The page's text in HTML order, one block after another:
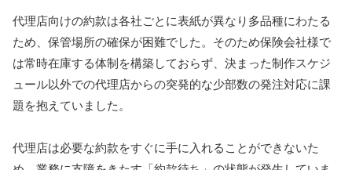
代理店向けの約款は各社ごとに表紙が異なり多品種にわたる
ため、保管場所の確保が困難でした。そのため保険会社様で
は常時在庫する体制を構築しておらず、決まった制作スケジ
ュール以外での代理店からの突発的な少部数の発注対応に課
題を抱えていました。
代理店は必要な約款をすぐに手に入れることができないた